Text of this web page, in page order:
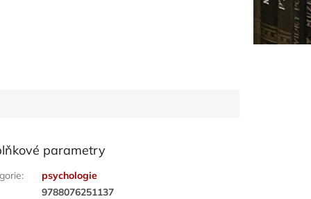
parametry
:
psychologie
9788076251137